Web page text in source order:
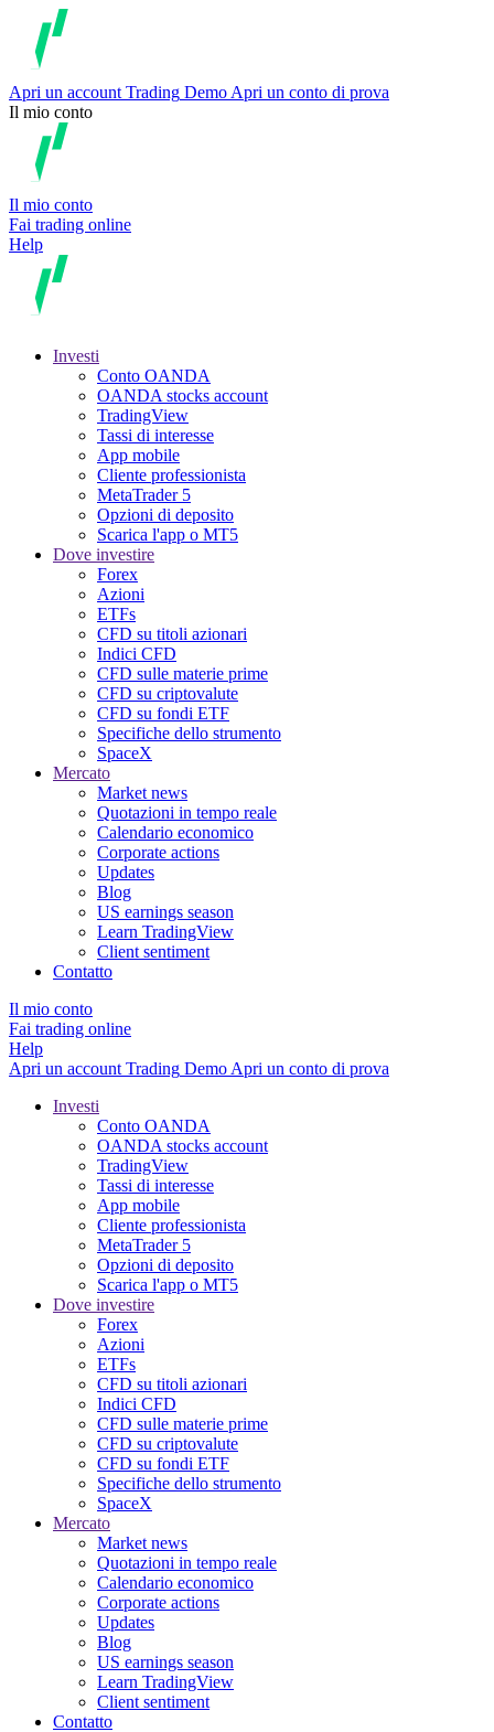
Apri un account Trading Demo Apri un conto di prova
Il mio conto
Il mio conto
Fai trading online
Help
Investi
Conto OANDA
OANDA stocks account
TradingView
Tassi di interesse
App mobile
Cliente professionista
MetaTrader 5
Opzioni di deposito
Scarica l'app o MT5
Dove investire
Forex
Azioni
ETFs
CFD su titoli azionari
Indici CFD
CFD sulle materie prime
CFD su criptovalute
CFD su fondi ETF
Specifiche dello strumento
SpaceX
Mercato
Market news
Quotazioni in tempo reale
Calendario economico
Corporate actions
Updates
Blog
US earnings season
Learn TradingView
Client sentiment
Contatto
Il mio conto
Fai trading online
Help
Apri un account Trading Demo Apri un conto di prova
Investi
Conto OANDA
OANDA stocks account
TradingView
Tassi di interesse
App mobile
Cliente professionista
MetaTrader 5
Opzioni di deposito
Scarica l'app o MT5
Dove investire
Forex
Azioni
ETFs
CFD su titoli azionari
Indici CFD
CFD sulle materie prime
CFD su criptovalute
CFD su fondi ETF
Specifiche dello strumento
SpaceX
Mercato
Market news
Quotazioni in tempo reale
Calendario economico
Corporate actions
Updates
Blog
US earnings season
Learn TradingView
Client sentiment
Contatto